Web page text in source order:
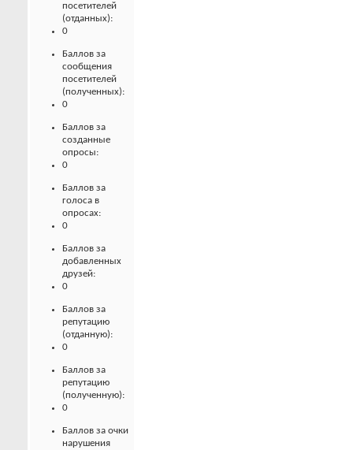
посетителей
(отданных):
0
Баллов за
сообщения
посетителей
(полученных):
0
Баллов за
созданные
опросы:
0
Баллов за
голоса в
опросах:
0
Баллов за
добавленных
друзей:
0
Баллов за
репутацию
(отданную):
0
Баллов за
репутацию
(полученную):
0
Баллов за очки
нарушения